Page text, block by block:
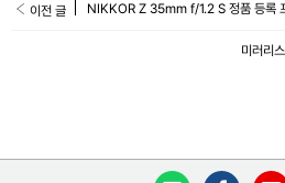
이전 글 NIKKOR Z 35mm f/1.2 S 정품 등록
미러리